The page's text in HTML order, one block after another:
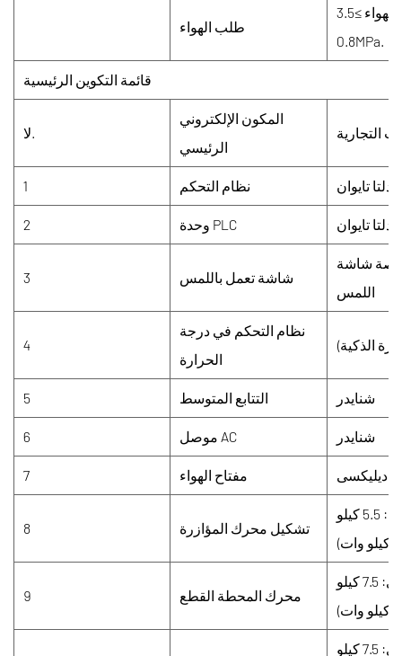
طلب الهواء
إمدادات الهواء ≥3.5m3/دقيقة ، ضغط الهواء 0.6 ~
0.8MPa.
قائمة التكوين الرئيسية
لا.
المكون الإلكتروني
الرئيسي
التجارية
1 نظام التحكم دلتا تايوان
2 وحدة PLC دلتا تايوان
3 شاشة تعمل باللمس
12 بوصة شاشة
اللمس
4
نظام التحكم في درجة
الحرارة
الذكية)
5 التتابع المتوسط شنايدر
6 موصل AC شنايدر
7 مفتاح الهواء ديليكسى
8 تشكيل محرك المؤازرة
دلتا (العلوي: 5.5 كيلو
9 محرك المحطة القطع
دلتا (العلوي: 7.5 كيلو
دلتا (العلوي: 7.5 كيلو